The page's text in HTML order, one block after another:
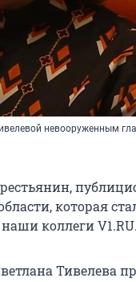
невооруженным
которая
коллеги
Тивелева